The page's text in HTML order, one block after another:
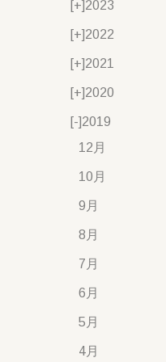
[+]2023
[+]2022
[+]2021
[+]2020
[-]2019
12月
10月
9月
8月
7月
6月
5月
4月